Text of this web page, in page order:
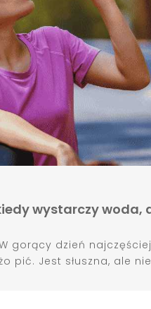
wystarczy woda,
gorący dzień
pić. Jest słuszna, ale